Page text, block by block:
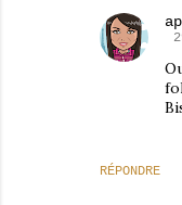
RÉPONDRE